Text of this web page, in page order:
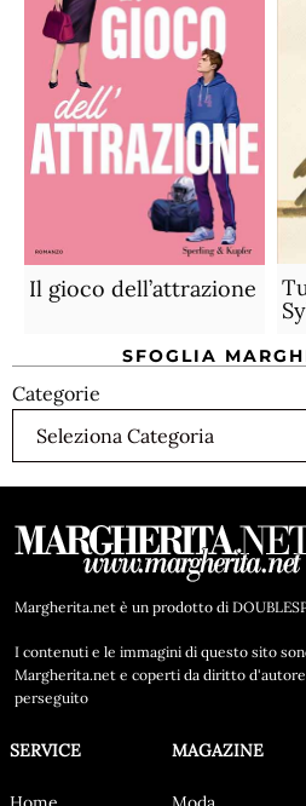
Il gioco dell’attrazione
SFOGLIA
Categorie
Margherita.net è un prodotto di
I contenuti e le immagini di questo sito
Margherita.net e coperti da diritto
perseguito
SERVICE MAGAZINE